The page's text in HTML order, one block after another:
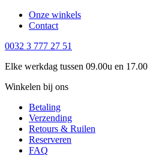
Onze winkels
Contact
0032 3 777 27 51
Elke werkdag tussen 09.00u en 17.00
Winkelen bij ons
Betaling
Verzending
Retours & Ruilen
Reserveren
FAQ